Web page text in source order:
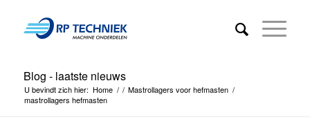
Blog - laatste nieuws
U bevindt zich hier: Home / / Mastrollagers voor hefmasten /
mastrollagers hefmasten